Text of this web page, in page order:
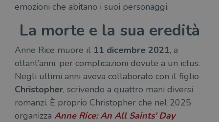
emozioni che abitano i suoi personaggi.
La morte e la sua eredità
Anne Rice muore il 11 dicembre 2021, a
ottant’anni, per complicazioni dovute a un ictus.
Negli ultimi anni aveva collaborato con il figlio
Christopher, scrivendo a quattro mani diversi
romanzi. È proprio Christopher che nel 2025
organizza Anne Rice: An All Saints’ Day